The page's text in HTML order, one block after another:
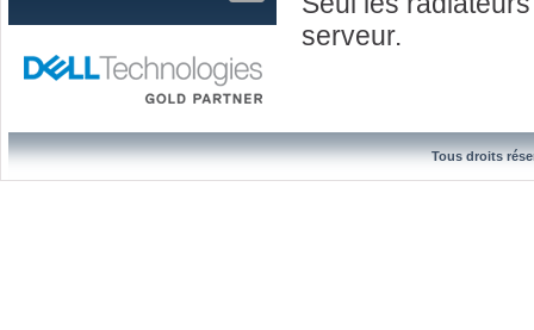
serveur.
Tous droits